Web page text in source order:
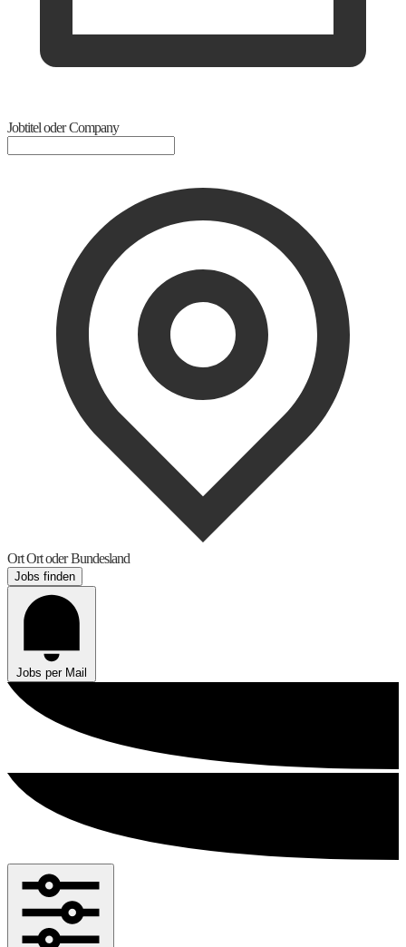
Jobtitel oder Company
OrtOrt oder Bundesland
Jobs finden
Jobs per Mail